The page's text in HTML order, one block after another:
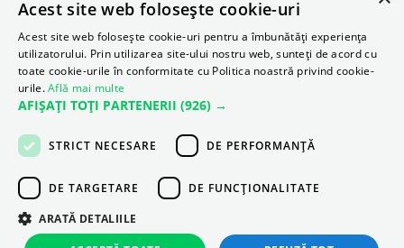
Cauză susținută de
Acest site web folosește cookie-uri
Acest site web folosește cookie-uri pentru a îmbunătăți experiența
utilizatorului. Prin utilizarea site-ului nostru web, sunteți de acord cu
toate cookie-urile în conformitate cu Politica noastră privind cookie-
urile.Află mai multe
AFIȘAȚI TOȚI PARTENERII (926) →
STRICT NECESARE DE PERFORMANȚĂ
DE TARGETARE DE FUNCŢIONALITATE
ARATĂ DETALIILE